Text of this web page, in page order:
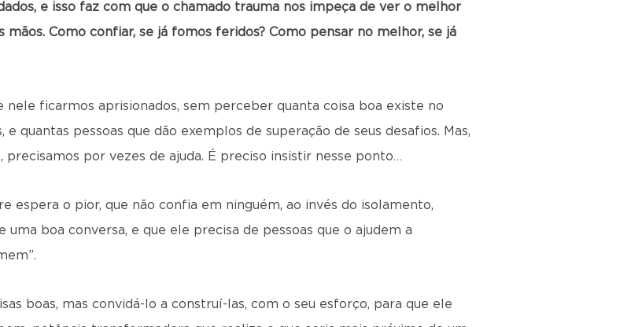
e isso faz com que o chamado trauma nos impeça de ver o melhor
Como confiar, se já fomos feridos? Como pensar no melhor, se já
ficarmos aprisionados, sem perceber quanta coisa boa existe no
quantas pessoas que dão exemplos de superação de seus desafios. Mas,
por vezes de ajuda. É preciso insistir nesse ponto…
espera o pior, que não confia em ninguém, ao invés do isolamento,
uma boa conversa, e que ele precisa de pessoas que o ajudem a
boas, mas convidá-lo a construí-las, com o seu esforço, para que ele